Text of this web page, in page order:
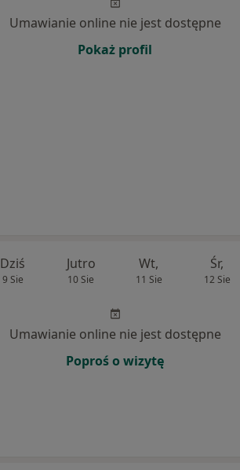
Umawianie online nie jest dostępne
Pokaż profil
Dziś
9 Sie
Jutro
10 Sie
Wt,
11 Sie
Śr,
12 Sie
Umawianie online nie jest dostępne
Poproś o wizytę